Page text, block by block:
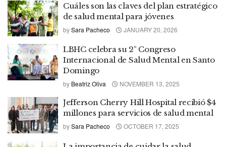
Cuáles son las claves del plan estratégico
de salud mental para jóvenes
bySara Pacheco JANUARY 20, 2026
LBHC celebra su 2º Congreso
Internacional de Salud Mental en Santo
Domingo
by Beatriz Oliva NOVEMBER 13, 2025
Jefferson Cherry Hill Hospital recibió $4
millones para servicios de salud mental
bySara Pacheco OCTOBER 17, 2025